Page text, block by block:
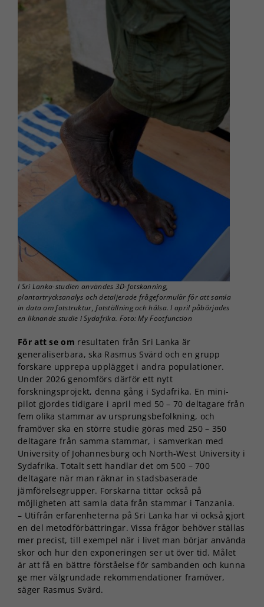
I Sri Lanka-studien användes 3D-fotskanning,
plantartrycksanalys och detaljerade frågeformulär för att samla
in data om fotstruktur, fotställning och hälsa. I april påbörjades
en liknande studie i Sydafrika. Foto: My Footfunction
För att se om resultaten från Sri Lanka är
generaliserbara, ska Rasmus Svärd och en grupp
forskare upprepa upplägget i andra populationer.
Under 2026 genomförs därför ett nytt
forskningsprojekt, denna gång i Sydafrika. En mini-
pilot gjordes tidigare i april med 50 – 70 deltagare från
fem olika stammar av ursprungsbefolkning, och
framöver ska en större studie göras med 250 – 350
deltagare från samma stammar, i samverkan med
University of Johannesburg och North-West University i
Sydafrika. Totalt sett handlar det om 500 – 700
deltagare när man räknar in stadsbaserade
jämförelsegrupper. Forskarna tittar också på
möjligheten att samla data från stammar i Tanzania.
– Utifrån erfarenheterna på Sri Lanka har vi också gjort
en del metodförbättringar. Vissa frågor behöver ställas
mer precist, till exempel när i livet man börjar använda
skor och hur den exponeringen ser ut över tid. Målet
är att få en bättre förståelse för sambanden och kunna
ge mer välgrundade rekommendationer framöver,
säger Rasmus Svärd.